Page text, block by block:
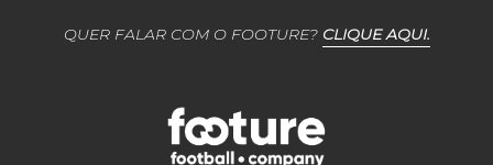
QUER FALAR COM O FOOTURE? CLIQUE AQUI.